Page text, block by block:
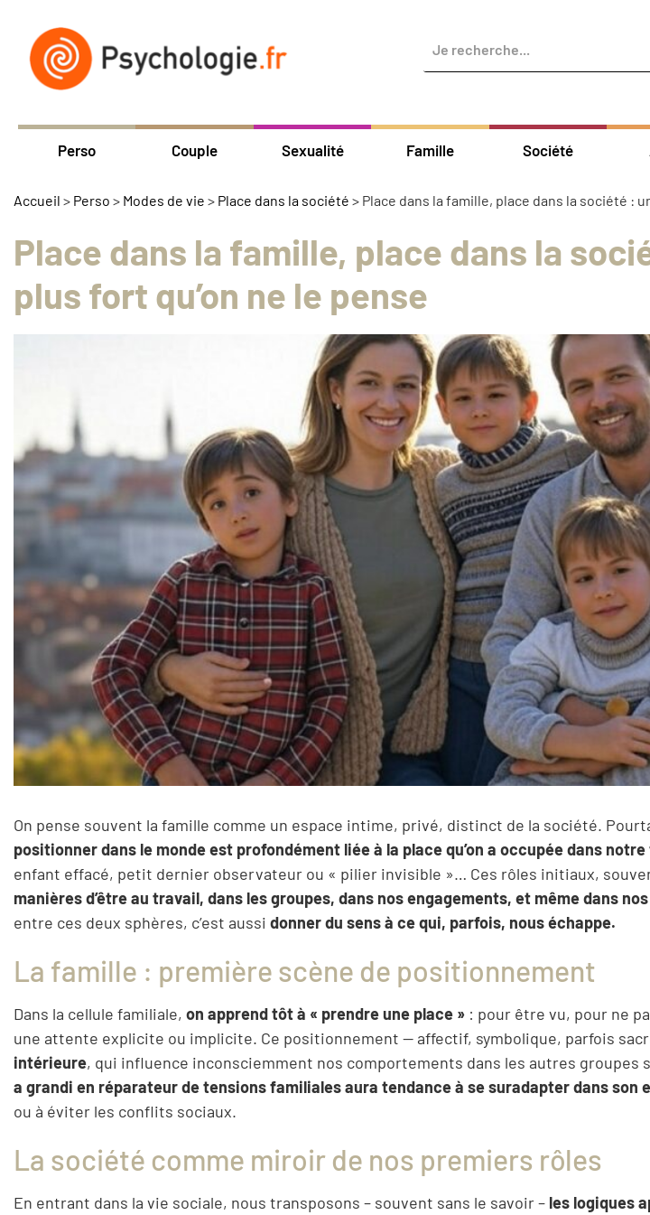
Perso Couple Sexualité Famille Société
Accueil > Perso > Modes de vie > Place dans la société > Place dans la famille, place dans la société :
Place dans la famille, place dans la
plus fort qu’on ne le pense
On pense souvent la famille comme un espace intime, privé, distinct de la société.
positionner dans le monde est profondément liée à la place qu’on a occupée dans
enfant effacé, petit dernier observateur ou « pilier invisible »… Ces rôles initiaux,
manières d’être au travail, dans les groupes, dans nos engagements, et même dans
entre ces deux sphères, c’est aussi donner du sens à ce qui, parfois, nous échappe.
La famille : première scène de positionnement
Dans la cellule familiale, on apprend tôt à « prendre une place » : pour être vu, pour ne
une attente explicite ou implicite. Ce positionnement — affectif, symbolique, parfois
intérieure, qui influence inconsciemment nos comportements dans les autres groupes
a grandi en réparateur de tensions familiales aura tendance à se suradapter dans son
ou à éviter les conflits sociaux.
La société comme miroir de nos premiers rôles
En entrant dans la vie sociale, nous transposons – souvent sans le savoir – les logiques